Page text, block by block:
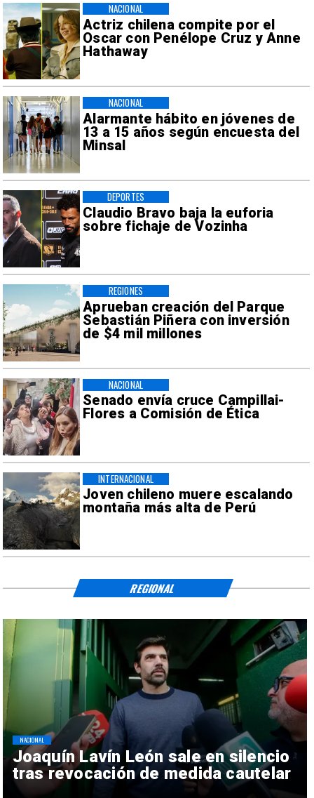
Actriz chilena compite por el
Oscar con Penélope Cruz y Anne
Hathaway
NACIONAL
Alarmante hábito en jóvenes de
13 a 15 años según encuesta del
Minsal
NACIONAL
Claudio Bravo baja la euforia
sobre fichaje de Vozinha
DEPORTES
Aprueban creación del Parque
Sebastián Piñera con inversión
de $4 mil millones
REGIONES
Senado envía cruce Campillai-
Flores a Comisión de Ética
NACIONAL
Joven chileno muere escalando
montaña más alta de Perú
INTERNACIONAL
Joaquín Lavín León sale en silencio
tras revocación de medida cautelar
NACIONAL
REGIONAL